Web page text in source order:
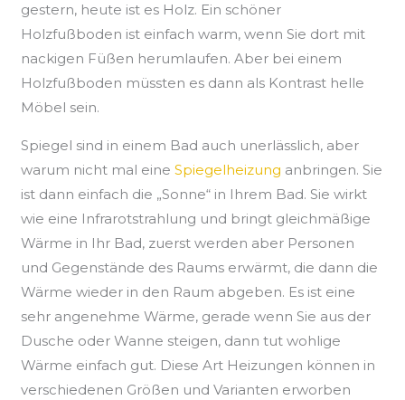
gestern, heute ist es Holz. Ein schöner
Holzfußboden ist einfach warm, wenn Sie dort mit
nackigen Füßen herumlaufen. Aber bei einem
Holzfußboden müssten es dann als Kontrast helle
Möbel sein.
Spiegel sind in einem Bad auch unerlässlich, aber
warum nicht mal eineSpiegelheizung anbringen. Sie
ist dann einfach die „Sonne“ in Ihrem Bad. Sie wirkt
wie eine Infrarotstrahlung und bringt gleichmäßige
Wärme in Ihr Bad, zuerst werden aber Personen
und Gegenstände des Raums erwärmt, die dann die
Wärme wieder in den Raum abgeben. Es ist eine
sehr angenehme Wärme, gerade wenn Sie aus der
Dusche oder Wanne steigen, dann tut wohlige
Wärme einfach gut. Diese Art Heizungen können in
verschiedenen Größen und Varianten erworben